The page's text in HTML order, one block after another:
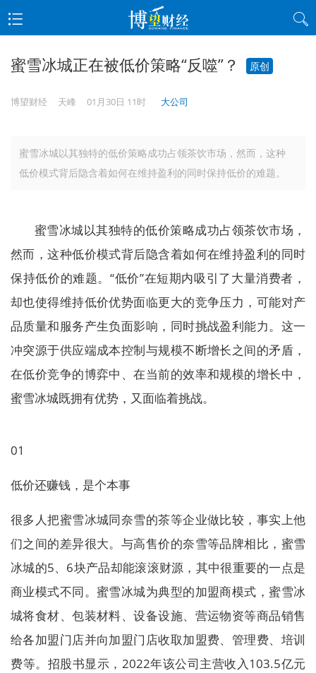
蜜雪冰城正在被低价策略“反噬”？ 原创
博望财经 天峰 01月30日 11时 大公司
蜜雪冰城以其独特的低价策略成功占领茶饮市场，然而，这种
低价模式背后隐含着如何在维持盈利的同时保持低价的难题。
蜜雪冰城以其独特的低价策略成功占领茶饮市场，
然而，这种低价模式背后隐含着如何在维持盈利的同时
保持低价的难题。“低价”在短期内吸引了大量消费者，
却也使得维持低价优势面临更大的竞争压力，可能对产
品质量和服务产生负面影响，同时挑战盈利能力。这一
冲突源于供应端成本控制与规模不断增长之间的矛盾，
在低价竞争的博弈中、在当前的效率和规模的增长中，
蜜雪冰城既拥有优势，又面临着挑战。
01
低价还赚钱，是个本事
很多人把蜜雪冰城同奈雪的茶等企业做比较，事实上他
们之间的差异很大。与高售价的奈雪等品牌相比，蜜雪
冰城的5、6块产品却能滚滚财源，其中很重要的一点是
商业模式不同。蜜雪冰城为典型的加盟商模式，蜜雪冰
城将食材、包装材料、设备设施、营运物资等商品销售
给各加盟门店并向加盟门店收取加盟费、管理费、培训
费等。招股书显示，2022年该公司主营收入103.5亿元